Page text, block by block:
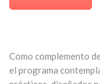
Como complemento
el programa